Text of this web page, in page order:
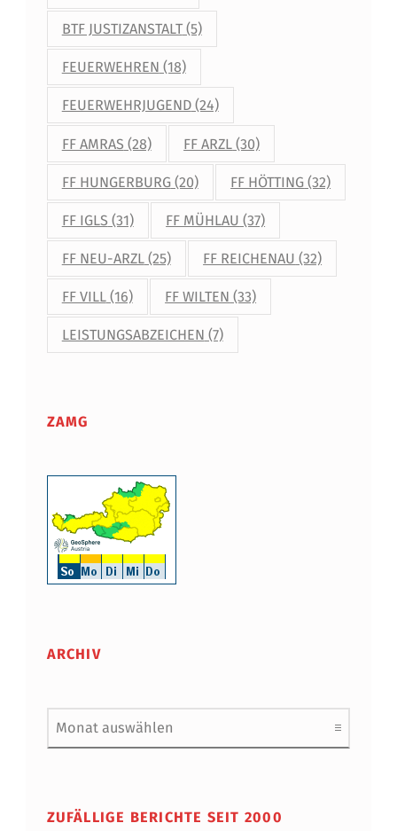
BTF JUSTIZANSTALT(5)
FEUERWEHREN (18)
FEUERWEHRJUGEND(24)
FF AMRAS (28) FF ARZL (30)
FF HUNGERBURG(20) FF HÖTTING (32)
FF IGLS (31) FF MÜHLAU (37)
FF NEU-ARZL(25) FF REICHENAU (32)
FF VILL(16) FF WILTEN (33)
LEISTUNGSABZEICHEN (7)
ZAMG
ARCHIV
Archiv
ZUFÄLLIGE BERICHTE SEIT 2000